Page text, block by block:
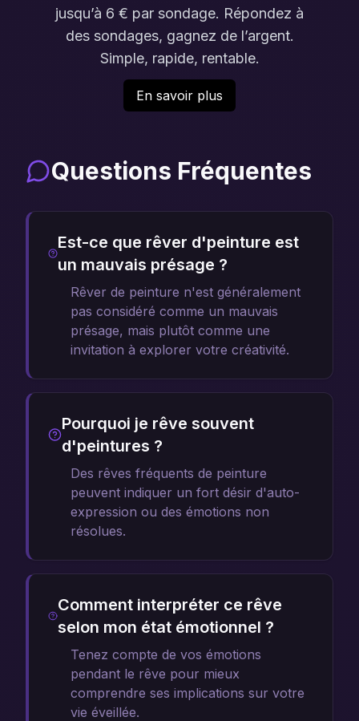
jusqu’à 6 € par sondage. Répondez à
des sondages, gagnez de l’argent.
Simple, rapide, rentable.
En savoir plus
Questions Fréquentes
Est-ce que rêver d'peinture est
un mauvais présage ?
Rêver de peinture n'est généralement
pas considéré comme un mauvais
présage, mais plutôt comme une
invitation à explorer votre créativité.
Pourquoi je rêve souvent
d'peintures ?
Des rêves fréquents de peinture
peuvent indiquer un fort désir d'auto-
expression ou des émotions non
résolues.
Comment interpréter ce rêve
selon mon état émotionnel ?
Tenez compte de vos émotions
pendant le rêve pour mieux
comprendre ses implications sur votre
vie éveillée.